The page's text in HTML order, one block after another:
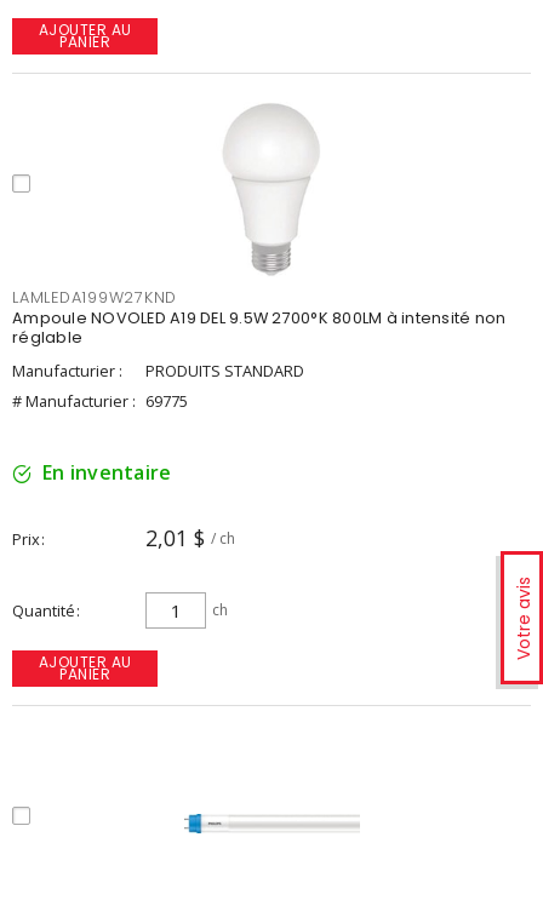
Votre avis
AJOUTER AU
PANIER
LAMLEDA199W27KND
Ampoule NOVOLED A19 DEL 9.5W 2700°K 800LM à intensité non
réglable
Manufacturier :
PRODUITS STANDARD
# Manufacturier : 69775
En inventaire
Prix 2,01 $ / ch
Quantité ch
AJOUTER AU
PANIER